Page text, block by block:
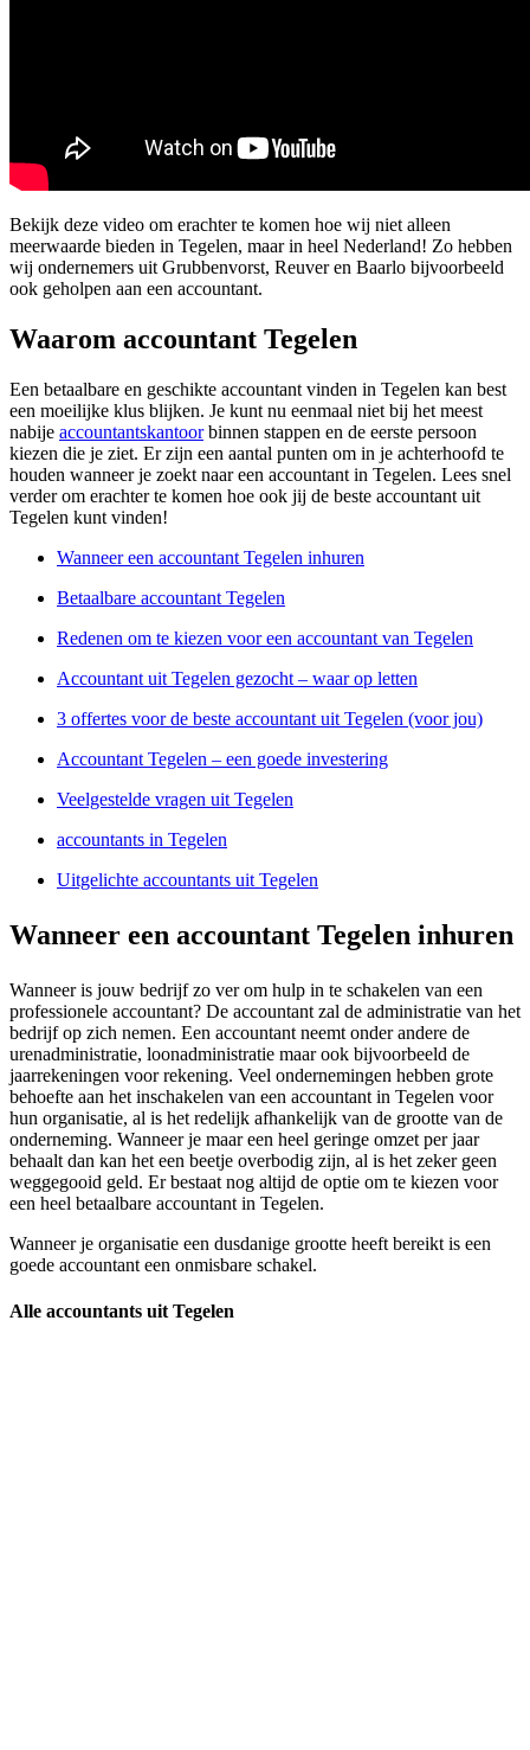
Bekijk deze video om erachter te komen hoe wij niet alleen
meerwaarde bieden in Tegelen, maar in heel Nederland! Zo hebben
wij ondernemers uit Grubbenvorst, Reuver en Baarlo bijvoorbeeld
ook geholpen aan een accountant.
Waarom accountant Tegelen
Een betaalbare en geschikte accountant vinden in Tegelen kan best
een moeilijke klus blijken. Je kunt nu eenmaal niet bij het meest
nabije accountantskantoorbinnen stappen en de eerste persoon
kiezen die je ziet. Er zijn een aantal punten om in je achterhoofd te
houden wanneer je zoekt naar een accountant in Tegelen. Lees snel
verder om erachter te komen hoe ook jij de beste accountant uit
Tegelen kunt vinden!
Wanneer een accountant Tegelen inhuren
Betaalbare accountant Tegelen
Redenen om te kiezen voor een accountant van Tegelen
Accountant uit Tegelen gezocht – waar op letten
3 offertes voor de beste accountant uit Tegelen (voor jou)
Accountant Tegelen – een goede investering
Veelgestelde vragen uit Tegelen
accountants in Tegelen
Uitgelichte accountants uit Tegelen
Wanneer een accountant Tegelen inhuren
Wanneer is jouw bedrijf zo ver om hulp in te schakelen van een
professionele accountant? De accountant zal de administratie van het
bedrijf op zich nemen. Een accountant neemt onder andere de
urenadministratie, loonadministratie maar ook bijvoorbeeld de
jaarrekeningen voor rekening. Veel ondernemingen hebben grote
behoefte aan het inschakelen van een accountant in Tegelen voor
hun organisatie, al is het redelijk afhankelijk van de grootte van de
onderneming. Wanneer je maar een heel geringe omzet per jaar
behaalt dan kan het een beetje overbodig zijn, al is het zeker geen
weggegooid geld. Er bestaat nog altijd de optie om te kiezen voor
een heel betaalbare accountant in Tegelen.
Wanneer je organisatie een dusdanige grootte heeft bereikt is een
goede accountant een onmisbare schakel.
Alle accountants uit Tegelen